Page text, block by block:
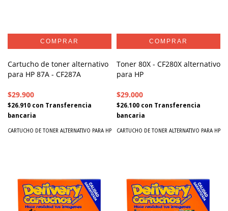
Cartucho de toner alternativo
para HP 87A - CF287A
$29.900
$26.910 con Transferencia
bancaria
CARTUCHO DE TONER ALTERNATIVO PARA HP
Toner 80X - CF280X alternativo
para HP
$29.000
$26.100 con Transferencia
bancaria
CARTUCHO DE TONER ALTERNATIVO PARA HP